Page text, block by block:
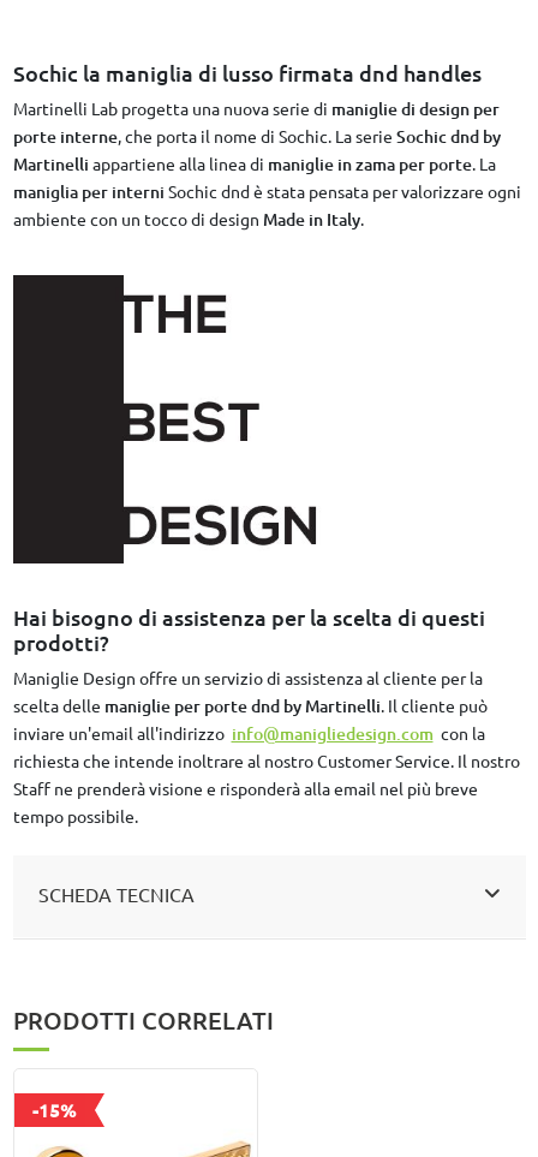
Sochic la maniglia di lusso firmata dnd handles
Martinelli Lab progetta una nuova serie di maniglie di design per
porte interne, che porta il nome di Sochic. La serie Sochic dnd by
Martinelli appartiene alla linea di maniglie in zama per porte. La
maniglia per interni Sochic dnd è stata pensata per valorizzare ogni
ambiente con un tocco di design Made in Italy.
Hai bisogno di assistenza per la scelta di questi
prodotti?
Maniglie Design offre un servizio di assistenza al cliente per la
scelta delle maniglie per porte dnd by Martinelli. Il cliente può
inviare un'email all'indirizzo info@manigliedesign.com con la
richiesta che intende inoltrare al nostro Customer Service. Il nostro
Staff ne prenderà visione e risponderà alla email nel più breve
tempo possibile.
SCHEDA TECNICA
PRODOTTI CORRELATI
-15%